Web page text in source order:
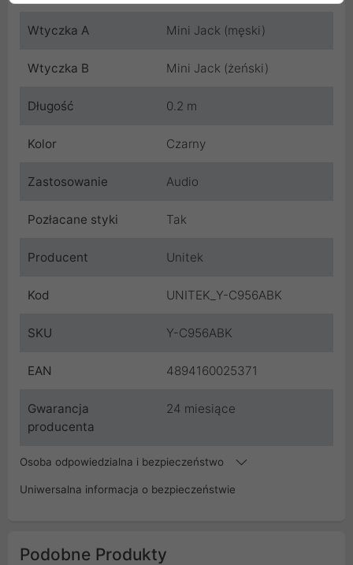
Wtyczka A Mini Jack (męski)
Wtyczka B Mini Jack (żeński)
Długość 0.2 m
Kolor Czarny
Zastosowanie Audio
Pozłacane styki Tak
Producent Unitek
Kod UNITEK_Y-C956ABK
SKU Y-C956ABK
EAN 4894160025371
Gwarancja
producenta
24 miesiące
Osoba odpowiedzialna i bezpieczeństwo
Uniwersalna informacja o bezpieczeństwie
Podobne Produkty